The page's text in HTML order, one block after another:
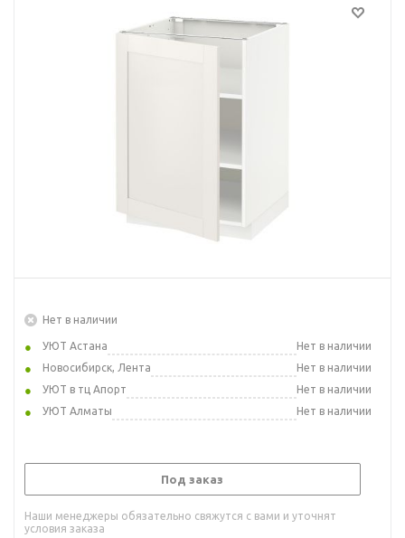
Нет в наличии
УЮТ Астана
Нет в наличии
Новосибирск, Лента
Нет в наличии
УЮТ в тц Апорт
Нет в наличии
УЮТ Алматы
Нет в наличии
Под заказ
Наши менеджеры обязательно свяжутся с вами и уточнят
условия заказа